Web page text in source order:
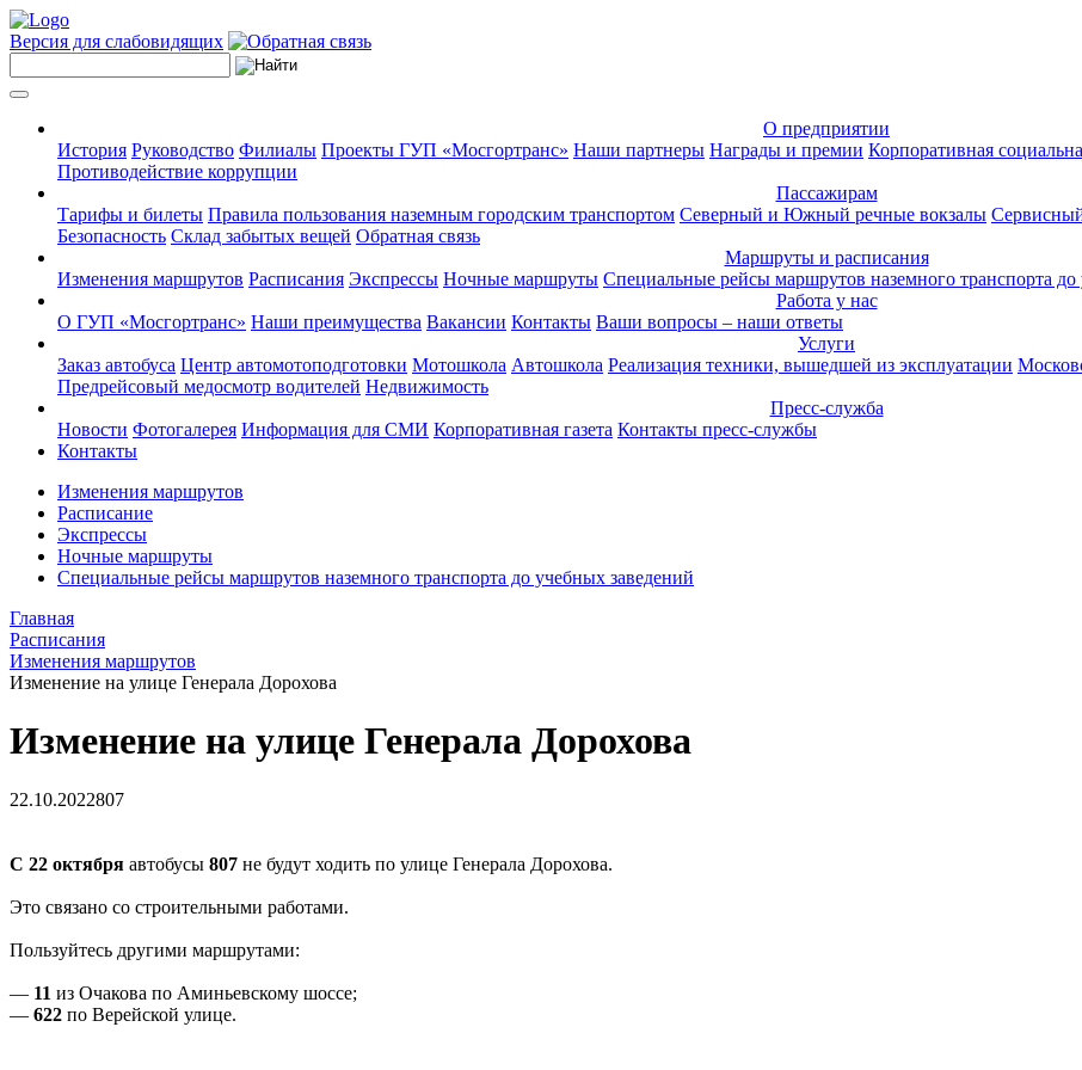
Версия для слабовидящих
О предприятии
История Руководство Филиалы Проекты ГУП «Мосгортранс» Наши партнеры Награды и премии Корпоративная
Противодействие коррупции
Пассажирам
Тарифы и билеты Правила пользования наземным городским транспортом Северный и Южный речные вокзалы
Безопасность Склад забытых вещей Обратная связь
Маршруты и расписания
Изменения маршрутов Расписания Экспрессы Ночные маршруты Специальные рейсы маршрутов наземного транспорта до
Работа у нас
О ГУП «Мосгортранс» Наши преимущества Вакансии Контакты Ваши вопросы – наши ответы
Услуги
Заказ автобуса Центр автомотоподготовки Мотошкола Автошкола Реализация техники, вышедшей из эксплуатации
Предрейсовый медосмотр водителей Недвижимость
Пресс-служба
Новости Фотогалерея Информация для СМИ Корпоративная газета Контакты пресс-службы
Контакты
Изменения маршрутов
Расписание
Экспрессы
Ночные маршруты
Специальные рейсы маршрутов наземного транспорта до учебных заведений
Главная
Расписания
Изменения маршрутов
Изменение на улице Генерала Дорохова
Изменение на улице Генерала Дорохова
22.10.2022807
С 22 октября автобусы 807 не будут ходить по улице Генерала Дорохова.
Это связано со строительными работами.
Пользуйтесь другими маршрутами:
— 11 из Очакова по Аминьевскому шоссе;
— 622 по Верейской улице.